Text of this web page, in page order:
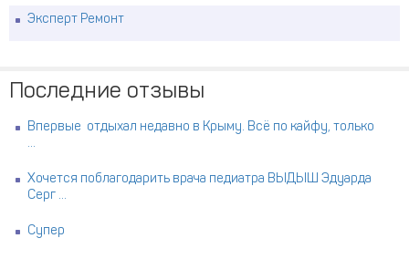
Эксперт Ремонт
Последние отзывы
Впервые отдыхал недавно в Крыму. Всё по кайфу, только
...
Хочется поблагодарить врача педиатра ВЫДЫШ Эдуарда
Серг ...
Супер